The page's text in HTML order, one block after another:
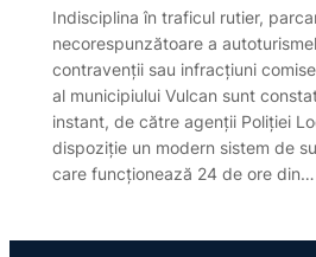
Indisciplina în traficul rutier,
necorespunzătoare a
contravenții sau infracțiuni
al municipiului Vulcan sunt
instant, de către agenții Poliției
dispoziție un modern sistem de
care funcționează 24 de ore din…